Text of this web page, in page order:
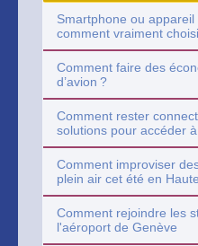
Smartphone ou
comment vraiment
Comment faire des
d’avion ?
Comment rester
solutions pour accéder
Comment improviser
plein air cet été en
Comment rejoindre les
l'aéroport de Genève